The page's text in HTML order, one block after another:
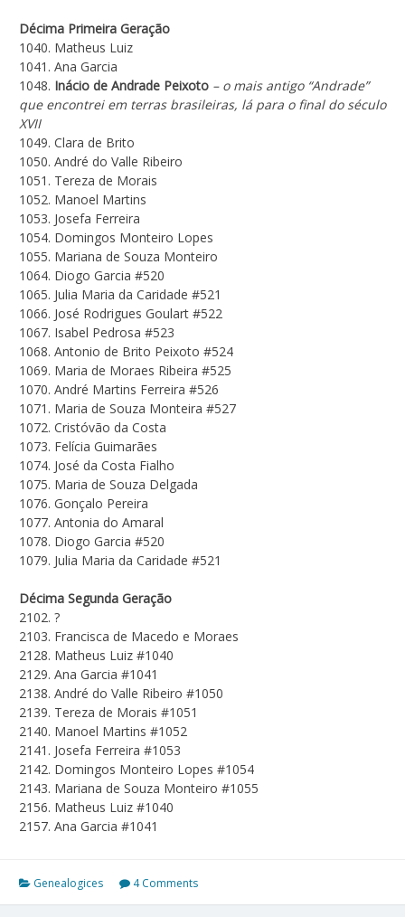
Décima Primeira Geração
1040. Matheus Luiz
1041. Ana Garcia
1048. Inácio de Andrade Peixoto – o mais antigo “Andrade”
que encontrei em terras brasileiras, lá para o final do século
XVII
1049. Clara de Brito
1050. André do Valle Ribeiro
1051. Tereza de Morais
1052. Manoel Martins
1053. Josefa Ferreira
1054. Domingos Monteiro Lopes
1055. Mariana de Souza Monteiro
1064. Diogo Garcia #520
1065. Julia Maria da Caridade #521
1066. José Rodrigues Goulart #522
1067. Isabel Pedrosa #523
1068. Antonio de Brito Peixoto #524
1069. Maria de Moraes Ribeira #525
1070. André Martins Ferreira #526
1071. Maria de Souza Monteira #527
1072. Cristóvão da Costa
1073. Felícia Guimarães
1074. José da Costa Fialho
1075. Maria de Souza Delgada
1076. Gonçalo Pereira
1077. Antonia do Amaral
1078. Diogo Garcia #520
1079. Julia Maria da Caridade #521
Décima Segunda Geração
2102. ?
2103. Francisca de Macedo e Moraes
2128. Matheus Luiz #1040
2129. Ana Garcia #1041
2138. André do Valle Ribeiro #1050
2139. Tereza de Morais #1051
2140. Manoel Martins #1052
2141. Josefa Ferreira #1053
2142. Domingos Monteiro Lopes #1054
2143. Mariana de Souza Monteiro #1055
2156. Matheus Luiz #1040
2157. Ana Garcia #1041
Genealogices 4 Comments